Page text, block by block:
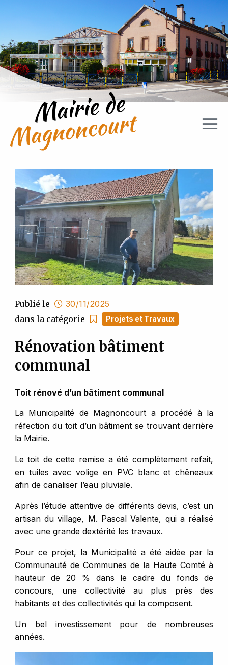
Publié le
30/11/2025
dans la catégorie
Projets et Travaux
Rénovation bâtiment
communal
Toit rénové d’un bâtiment communal
La Municipalité de Magnoncourt a procédé à la
réfection du toit d’un bâtiment se trouvant derrière
la Mairie.
Le toit de cette remise a été complètement refait,
en tuiles avec volige en PVC blanc et chêneaux
afin de canaliser l’eau pluviale.
Après l’étude attentive de différents devis, c’est un
artisan du village, M. Pascal Valente, qui a réalisé
avec une grande dextérité les travaux.
Pour ce projet, la Municipalité a été aidée par la
Communauté de Communes de la Haute Comté à
hauteur de 20 % dans le cadre du fonds de
concours, une collectivité au plus près des
habitants et des collectivités qui la composent.
Un bel investissement pour de nombreuses
années.